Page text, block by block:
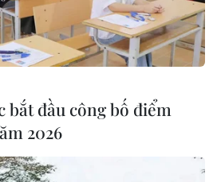
diện trên Địa Trung
ở Địa Trung Hải, Iran đàm
bắt đầu công bố điểm
2026